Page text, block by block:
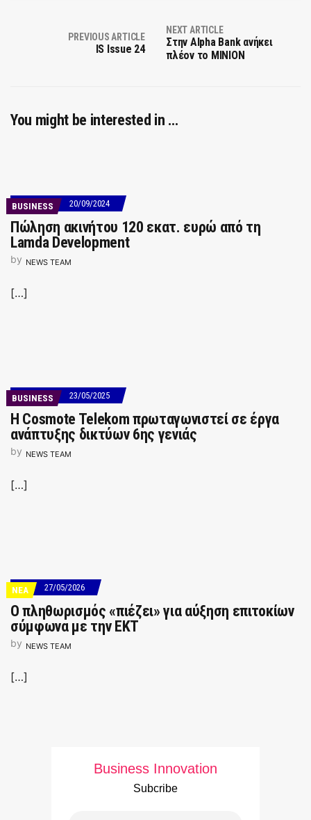
PREVIOUS ARTICLE
IS Issue 24
NEXT ARTICLE
Στην Alpha Bank ανήκει
πλέον το MINION
You might be interested in …
BUSINESS 20/09/2024
Πώληση ακινήτου 120 εκατ. ευρώ από τη
Lamda Development
by NEWS TEAM
[…]
BUSINESS 23/05/2025
Η Cosmote Telekom πρωταγωνιστεί σε έργα
ανάπτυξης δικτύων 6ης γενιάς
by NEWS TEAM
[…]
ΝΕΑ 27/05/2026
Ο πληθωρισμός «πιέζει» για αύξηση επιτοκίων
σύμφωνα με την ΕΚΤ
by NEWS TEAM
[…]
Business Innovation
Subcribe